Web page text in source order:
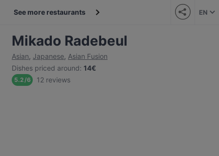
See more restaurants EN
Mikado Radebeul
Asian, Japanese, Asian Fusion
Dishes priced around: 14€
5.2/6 12 reviews